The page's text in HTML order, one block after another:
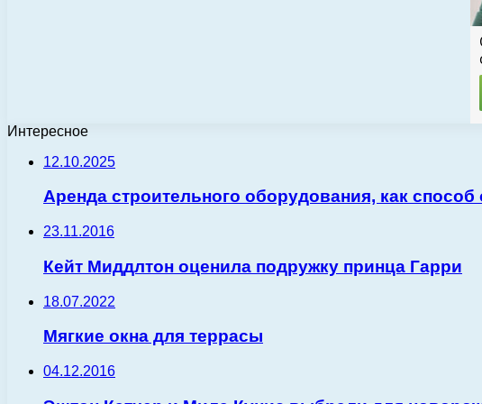
Интересное
12.10.2025
Аренда строительного оборудования, как
23.11.2016
Кейт Миддлтон оценила подружку принца Гарри
18.07.2022
Мягкие окна для террасы
04.12.2016